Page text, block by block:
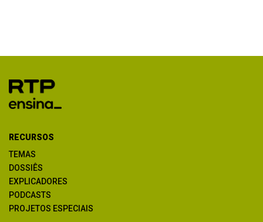
RECURSOS
TEMAS
DOSSIÊS
EXPLICADORES
PODCASTS
PROJETOS ESPECIAIS